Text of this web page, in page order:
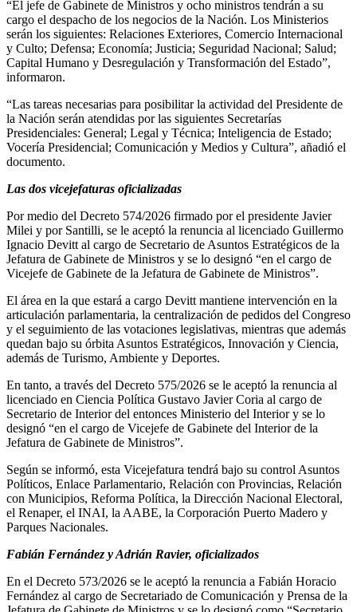
“El jefe de Gabinete de Ministros y ocho ministros tendrán a su
cargo el despacho de los negocios de la Nación. Los Ministerios
serán los siguientes: Relaciones Exteriores, Comercio Internacional
y Culto; Defensa; Economía; Justicia; Seguridad Nacional; Salud;
Capital Humano y Desregulación y Transformación del Estado”,
informaron.
“Las tareas necesarias para posibilitar la actividad del Presidente de
la Nación serán atendidas por las siguientes Secretarías
Presidenciales: General; Legal y Técnica; Inteligencia de Estado;
Vocería Presidencial; Comunicación y Medios y Cultura”, añadió el
documento.
Las dos vicejefaturas oficializadas
Por medio del Decreto 574/2026 firmado por el presidente Javier
Milei y por Santilli, se le aceptó la renuncia al licenciado Guillermo
Ignacio Devitt al cargo de Secretario de Asuntos Estratégicos de la
Jefatura de Gabinete de Ministros y se lo designó “en el cargo de
Vicejefe de Gabinete de la Jefatura de Gabinete de Ministros”.
El área en la que estará a cargo Devitt mantiene intervención en la
articulación parlamentaria, la centralización de pedidos del Congreso
y el seguimiento de las votaciones legislativas, mientras que además
quedan bajo su órbita Asuntos Estratégicos, Innovación y Ciencia,
además de Turismo, Ambiente y Deportes.
En tanto, a través del Decreto 575/2026 se le aceptó la renuncia al
licenciado en Ciencia Política Gustavo Javier Coria al cargo de
Secretario de Interior del entonces Ministerio del Interior y se lo
designó “en el cargo de Vicejefe de Gabinete del Interior de la
Jefatura de Gabinete de Ministros”.
Según se informó, esta Vicejefatura tendrá bajo su control Asuntos
Políticos, Enlace Parlamentario, Relación con Provincias, Relación
con Municipios, Reforma Política, la Dirección Nacional Electoral,
el Renaper, el INAI, la AABE, la Corporación Puerto Madero y
Parques Nacionales.
Fabián Fernández y Adrián Ravier, oficializados
En el Decreto 573/2026 se le aceptó la renuncia a Fabián Horacio
Fernández al cargo de Secretariado de Comunicación y Prensa de la